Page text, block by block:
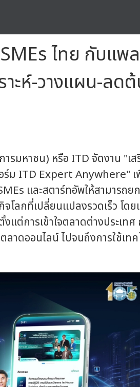
ไทย กับแ
ะห์-วางแผน-ล
ารมหาชน) หรือ ITD จัดงาน "เ
ร์ม ITD Expert Anywhere" เ
และสตาร์ทอัพให้สามารถย
โลกที่เปลี่ยนแปลงรวดเร็ว โดย
แต่การเข้าใจตลาดต่างประเทศ
าดออนไลน์ ไปจนถึงการใช้เทค